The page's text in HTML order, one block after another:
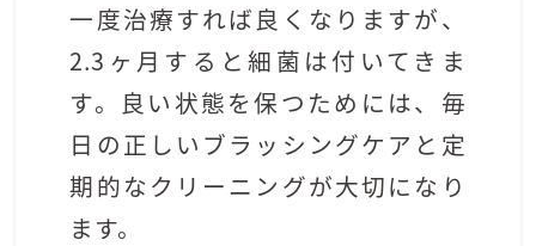
一度治療すれば良くなりますが、
2.3 ヶ月すると細菌は付いてきま
す。良い状態を保つためには、毎
日の正しいブラッシングケアと定
期的なクリーニングが大切になり
ます。